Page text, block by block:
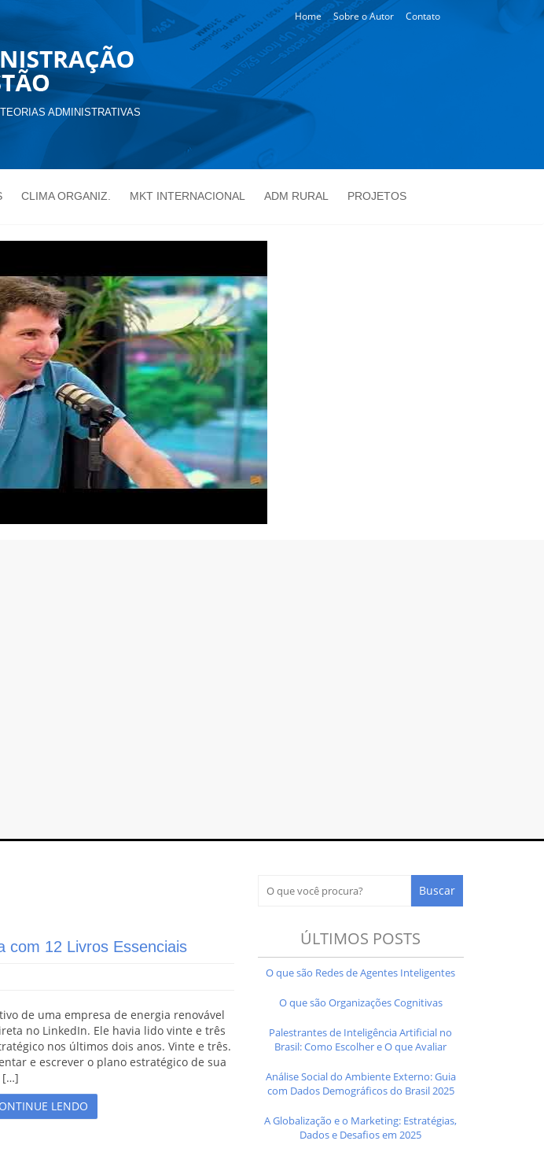
Home Sobre o Autor Contato
ADMINISTRATIVAS
CLIMA ORGANIZ. MKT INTERNACIONAL ADM RURAL PROJETOS
com 12 Livros Essenciais
de uma empresa de energia renovável
no LinkedIn. Ele havia lido vinte e três
nos últimos dois anos. Vinte e três.
e escrever o plano estratégico de sua
[…]
LENDO
ÚLTIMOS POSTS
O que são Redes de Agentes Inteligentes
O que são Organizações Cognitivas
Palestrantes de Inteligência Artificial no
Brasil: Como Escolher e O que Avaliar
Análise Social do Ambiente Externo: Guia
com Dados Demográficos do Brasil 2025
A Globalização e o Marketing: Estratégias,
Dados e Desafios em 2025